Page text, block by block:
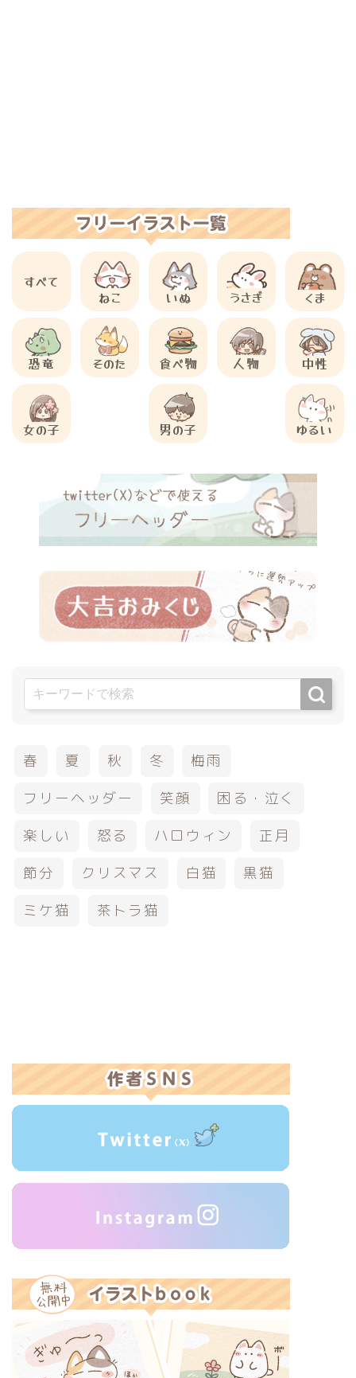
すべて
ねこ
いぬ うさぎ くま
恐竜 そのた 食べ物 人物 中性
女の子 男の子 ゆるい
春 夏 秋 冬
梅雨
フリーヘッダー
笑顔
困る・泣く
楽しい
怒る ハロウィン
正月
節分
クリスマス 白猫
黒猫
ミケ猫
茶トラ猫